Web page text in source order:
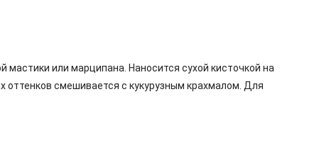
мастики или марципана. Наносится сухой кисточкой на
оттенков смешивается с кукурузным крахмалом. Для